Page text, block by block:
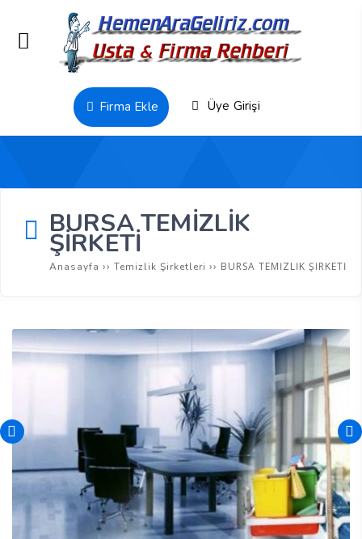
Üye Girişi
Firma Ekle
BURSA TEMİZLİK
ŞİRKETİ
Anasayfa ›› Temizlik Şirketleri ›› BURSA TEMİZLİK ŞİRKETİ